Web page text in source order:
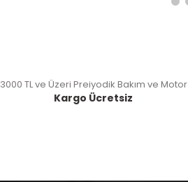
3000 TL ve Üzeri Preiyodik Bakım ve Motor
Kargo Ücretsiz